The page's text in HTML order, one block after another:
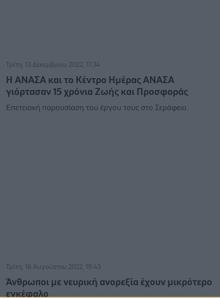
Τρίτη, 13 Δεκεμβρίου 2022, 17:34
Η ΑΝΑΣΑ και το Κέντρο Ημέρας ΑΝΑΣΑ
γιόρτασαν 15 χρόνια Ζωής και Προσφοράς
Eπετειακή παρουσίαση του έργου τους στο Σεράφειο.
Τρίτη, 16 Αυγούστου 2022, 19:43
Άνθρωποι με νευρική ανορεξία έχουν μικρότερο
εγκέφαλο